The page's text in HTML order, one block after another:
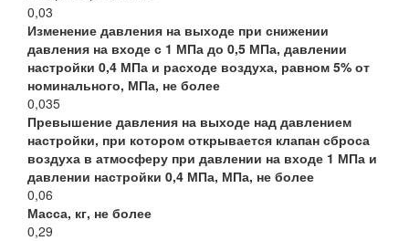
0,03
Изменение давления на выходе при снижении
давления на входе с 1 МПа до 0,5 МПа, давлении
настройки 0,4 МПа и расходе воздуха, равном 5% от
номинального, МПа, не более
0,035
Превышение давления на выходе над давлением
настройки, при котором открывается клапан сброса
воздуха в атмосферу при давлении на входе 1 МПа и
давлении настройки 0,4 МПа, МПа, не более
0,06
Масса, кг, не более
0,29